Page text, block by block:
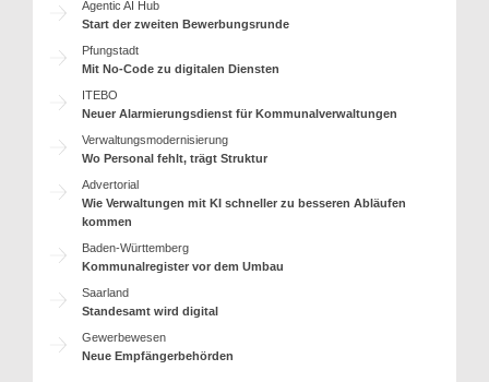
Agentic AI Hub
Start der zweiten Bewerbungsrunde
Pfungstadt
Mit No-Code zu digitalen Diensten
ITEBO
Neuer Alarmierungsdienst für Kommunalverwaltungen
Verwaltungsmodernisierung
Wo Personal fehlt, trägt Struktur
Advertorial
Wie Verwaltungen mit KI schneller zu besseren Abläufen
kommen
Baden-Württemberg
Kommunalregister vor dem Umbau
Saarland
Standesamt wird digital
Gewerbewesen
Neue Empfängerbehörden